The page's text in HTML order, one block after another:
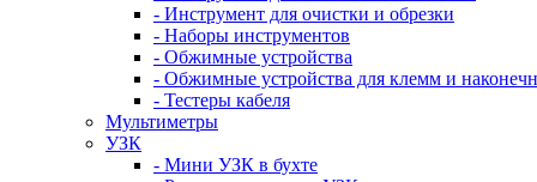
- Инструмент для очистки и обрезки
- Наборы инструментов
- Обжимные устройства
- Обжимные устройства для клемм и
- Тестеры кабеля
Мультиметры
УЗК
- Мини УЗК в бухте